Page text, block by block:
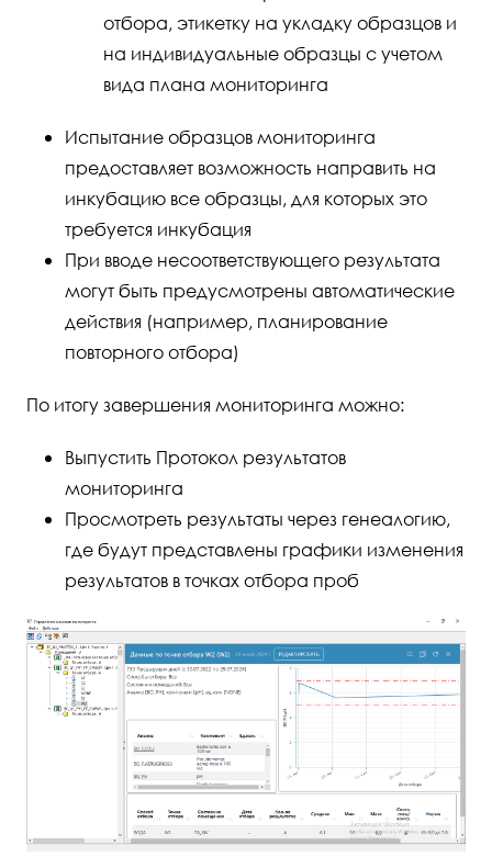
отбора, этикетку на укладку образцов и
на индивидуальные образцы с учетом
вида плана мониторинга
Испытание образцов мониторинга
предоставляет возможность направить на
инкубацию все образцы, для которых это
требуется инкубация
При вводе несоответствующего результата
могут быть предусмотрены автоматические
действия (например, планирование
повторного отбора)
По итогу завершения мониторинга можно:
Выпустить Протокол результатов
мониторинга
Просмотреть результаты через генеалогию,
где будут представлены графики изменения
результатов в точках отбора проб